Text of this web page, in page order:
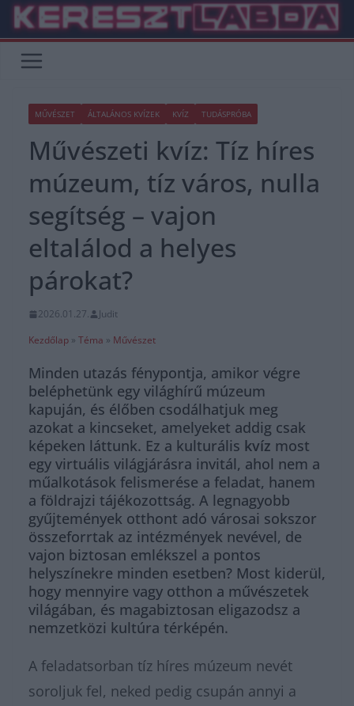
Skip
content
MŰVÉSZET ÁLTALÁNOS KVÍZEK KVÍZ TUDÁSPRÓBA
Művészeti kvíz: Tíz híres
múzeum, tíz város, nulla
segítség – vajon
eltalálod a helyes
párokat?
2026.01.27.
Judit
Kezdőlap » Téma » Művészet
Minden utazás fénypontja, amikor végre
beléphetünk egy világhírű múzeum
kapuján, és élőben csodálhatjuk meg
azokat a kincseket, amelyeket addig csak
képeken láttunk. Ez a kulturális kvíz most
egy virtuális világjárásra invitál, ahol nem a
műalkotások felismerése a feladat, hanem
a földrajzi tájékozottság. A legnagyobb
gyűjtemények otthont adó városai sokszor
összeforrtak az intézmények nevével, de
vajon biztosan emlékszel a pontos
helyszínekre minden esetben? Most kiderül,
hogy mennyire vagy otthon a művészetek
világában, és magabiztosan eligazodsz a
nemzetközi kultúra térképén.
A feladatsorban tíz híres múzeum nevét
soroljuk fel, neked pedig csupán annyi a